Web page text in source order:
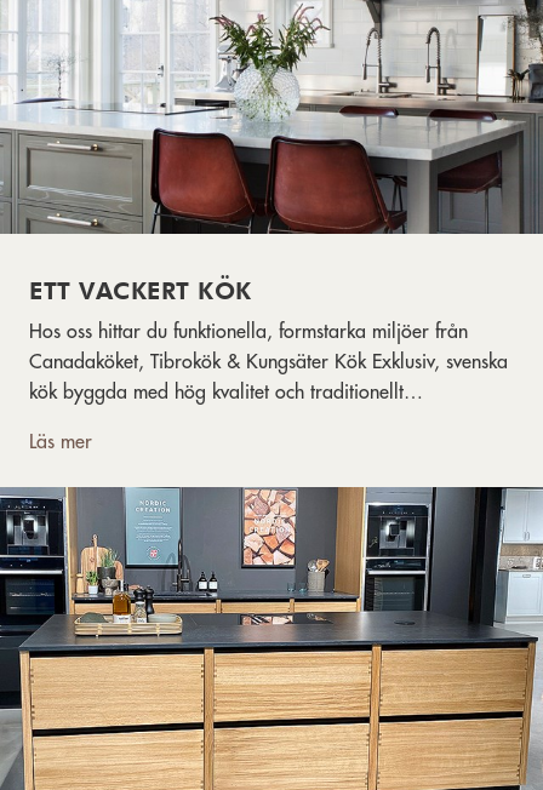
ETT VACKERT KÖK
Hos oss hittar du funktionella, formstarka miljöer från
Canadaköket, Tibrokök & Kungsäter Kök Exklusiv, svenska
kök byggda med hög kvalitet och traditionellt
Läs mer